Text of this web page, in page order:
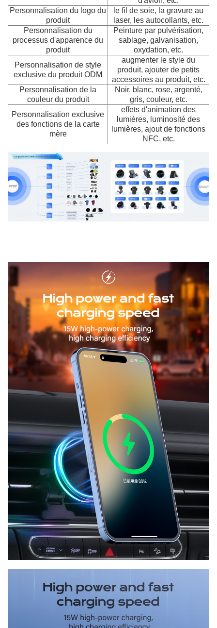
Personnalisation du logo du
produit
le fil de soie, la gravure au
laser, les autocollants, etc.
Personnalisation du
processus d'apparence du
produit
Peinture par pulvérisation,
sablage, galvanisation,
oxydation, etc.
Personnalisation de style
exclusive du produit ODM
augmenter le style du
produit, ajouter de petits
accessoires au produit, etc.
Personnalisation de la
couleur du produit
Noir, blanc, rose, argenté,
gris, couleur, etc.
Personnalisation exclusive
des fonctions de la carte
mère
effets d'animation des
lumières, luminosité des
lumières, ajout de fonctions
NFC, etc.